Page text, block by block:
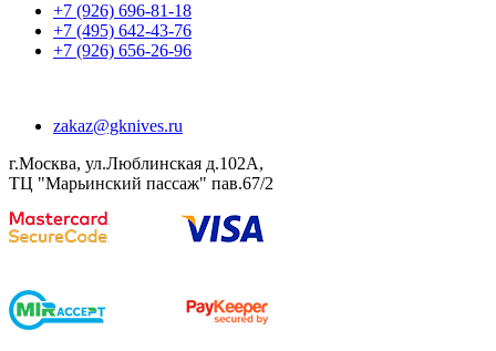
+7 (926) 696-81-18
+7 (495) 642-43-76
+7 (926) 656-26-96
zakaz@gknives.ru
г.Москва, ул.Люблинская д.102А,
ТЦ "Марьинский пассаж" пав.67/2